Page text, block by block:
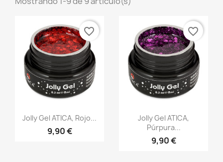
Vista rápida
Jolly Gel ATICA, Rojo...
9,90 €
favorite_border
Vista rápida
Jolly Gel ATICA,
Púrpura...
9,90 €
favorite_border